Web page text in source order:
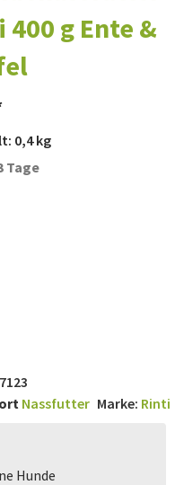
g Ente &
0,4kg
Tage
Nassfutter Marke: Rinti
Hunde